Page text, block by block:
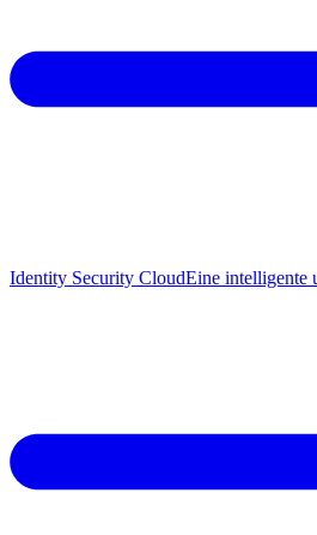
Identity Security CloudEine intelligente